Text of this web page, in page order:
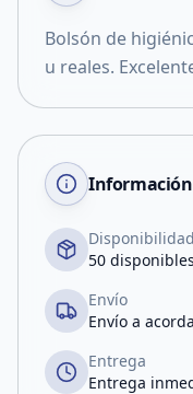
Bolsón de
u reales.
Disponibilidad
50 disponibles
Envío
Envío a
Entrega
Entrega